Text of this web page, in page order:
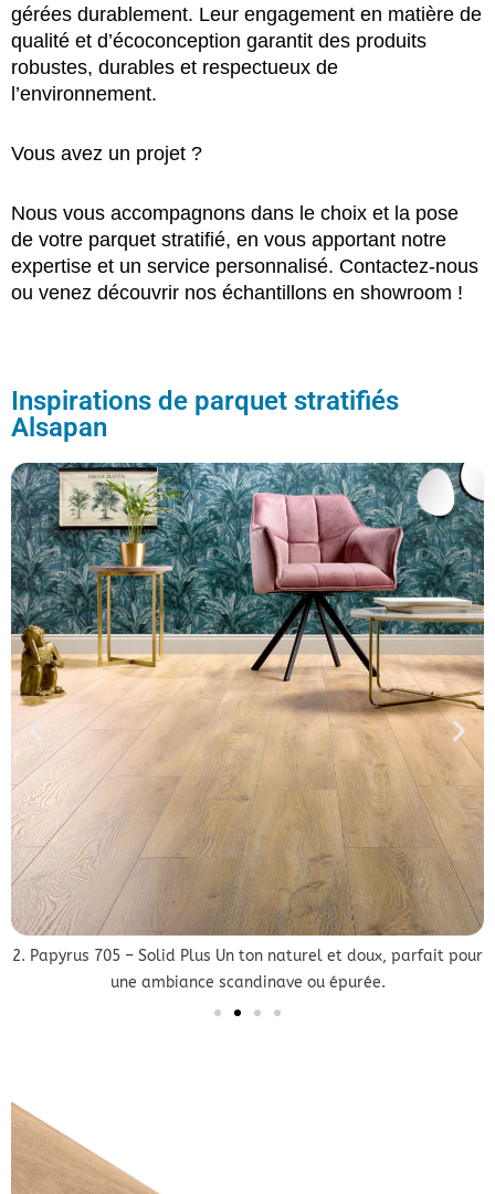
gérées durablement. Leur engagement en matière de
qualité et d’écoconception garantit des produits
robustes, durables et respectueux de
l’environnement.
Vous avez un projet ?
Nous vous accompagnons dans le choix et la pose
de votre parquet stratifié, en vous apportant notre
expertise et un service personnalisé. Contactez-nous
ou venez découvrir nos échantillons en showroom !
Inspirations de parquet stratifiés
Alsapan
2. Papyrus 705 – Solid Plus Un ton naturel et doux, parfait pour
une ambiance scandinave ou épurée.